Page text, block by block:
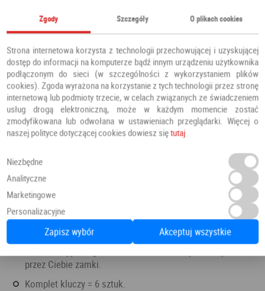
Drzwi Dello to sposób na Twoje bezpieczeństwo: dwa
różne zamki oraz również dwie wysokiej jakości wkładki
patentowe, zamontowane z systemem Master Key, gdzie
przez Ciebie zamki.
Komplet kluczy = 6 sztuk.
Zgody Szczegóły O plikach cookies
Strona internetowa korzysta z technologii przechowującej i uzyskującej
dostęp do informacji na komputerze bądź innym urządzeniu użytkownika
podłączonym do sieci (w szczególności z wykorzystaniem plików
cookies). Zgoda wyrażona na korzystanie z tych technologii przez stronę
internetową lub podmioty trzecie, w celach związanych ze świadczeniem
usług drogą elektroniczną, może w każdym momencie zostać
zmodyfikowana lub odwołana w ustawieniach przeglądarki. Więcej o
naszej polityce dotyczącej cookies dowiesz siętutaj
Niezbędne
Analityczne
Marketingowe
Personalizacyjne
Zapisz wybór Akceptuj wszystkie